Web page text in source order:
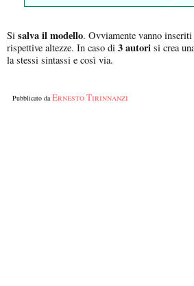
Si salva il modello. Ovviamente vanno
rispettive altezze. In caso di 3 autori si crea
la stessi sintassi e così via.
Pubblicato daErnesto Tirinnanzi